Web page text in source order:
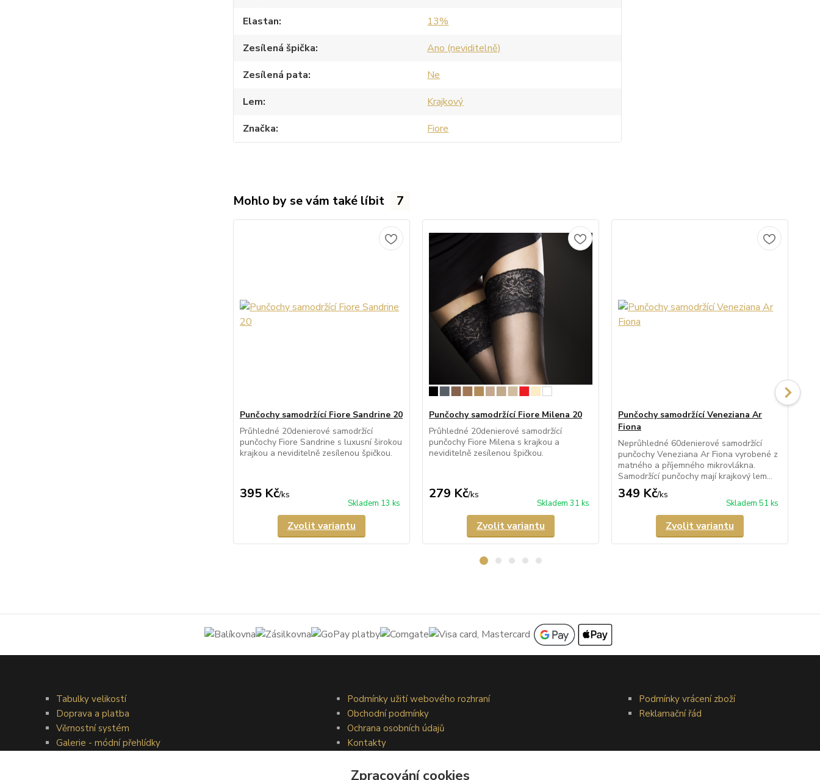
Elastan
13%
Zesílená špička
Ano (neviditelně)
Zesílená pata
Ne
Lem
Krajkový
Značka
Fiore
Mohlo by se vám také líbit 7
Punčochy samodržící Fiore Sandrine 20
Průhledné 20denierové samodržící
punčochy Fiore Sandrine s luxusní širokou
krajkou a neviditelně zesílenou špičkou.
395 Kč/ks
Skladem 13 ks
Zvolit variantu
Punčochy samodržící Fiore Milena 20
Průhledné 20denierové samodržící
punčochy Fiore Milena s krajkou a
neviditelně zesílenou špičkou.
279 Kč/ks
Skladem 31 ks
Zvolit variantu
Punčochy samodržící Veneziana Ar
Fiona
Neprůhledné 60denierové samodržící
punčochy Veneziana Ar Fiona vyrobené z
matného a příjemného mikrovlákna.
Samodržící punčochy mají krajkový lem...
349 Kč/ks
Skladem 51 ks
Zvolit variantu
Tabulky velikostí
Doprava a platba
Věrnostní systém
Galerie - módní přehlídky
Podmínky užití webového rozhraní
Obchodní podmínky
Ochrana osobních údajů
Kontakty
Podmínky vrácení zboží
Reklamační řád
Zpracování cookies